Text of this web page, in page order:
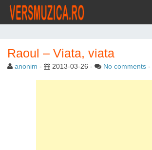
Raoul – Viata, viata
anonim - 2013-03-26 - No comments -